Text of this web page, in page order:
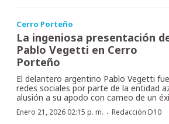
Cerro Porteño
La ingeniosa presentación
Pablo Vegetti en Cerro
Porteño
El delantero argentino Pablo Vegetti
redes sociales por parte de la entidad
alusión a su apodo con cameo de un
Enero 21, 2026 02:15 p. m. · Redacción D10